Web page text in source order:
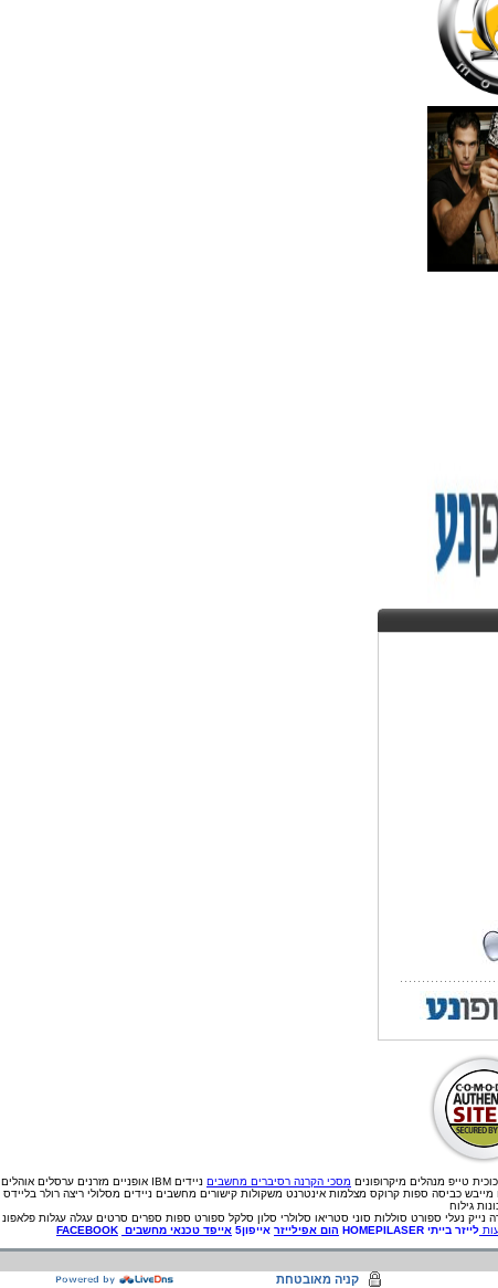
₪
מידע נוסף
איסי מיאקי לגבר L'eau D'issey
Pour
₪
מידע נוסף
טייפ מנהלים מיקרופונים מסכי הקרנה רסיברים מחשבים ניידים IBM אופניים מזרנים ערסלים אוהלים
מייבש כביסה ספות קרוקס מצלמות אינטרנט משקולות קישורים מחשבים ניידים מסלולי ריצה רולר בליידס
גילוח
נייק נעלי ספורט סוללות סוני סטריאו סלולרי סלון סלקל ספורט ספות ספרים סרטים עגלה עגלות פלאפונ
לייזר בייתי HOMEPILASER הום אפילייזר אייפון5 אייפד טכנאי מחשבים FACEBOOK
קניה מאובטחת